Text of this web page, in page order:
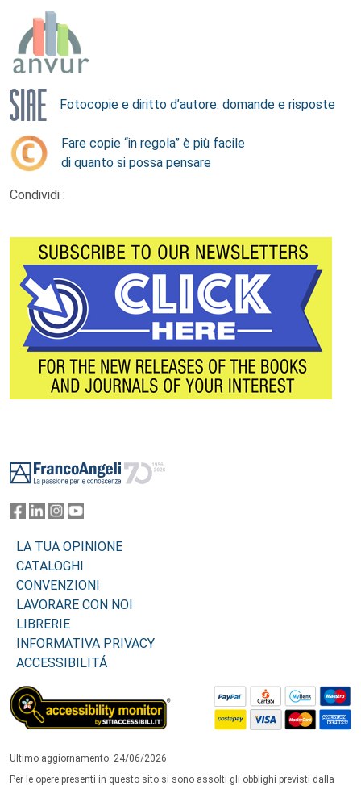
Fotocopie e diritto d’autore: domande e risposte
Fare copie “in regola” è più facile
di quanto si possa pensare
Condividi :
LA TUA OPINIONE
CATALOGHI
CONVENZIONI
LAVORARE CON NOI
LIBRERIE
INFORMATIVA PRIVACY
ACCESSIBILITÁ
Ultimo aggiornamento: 24/06/2026
Per le opere presenti in questo sito si sono assolti gli obblighi previsti dalla